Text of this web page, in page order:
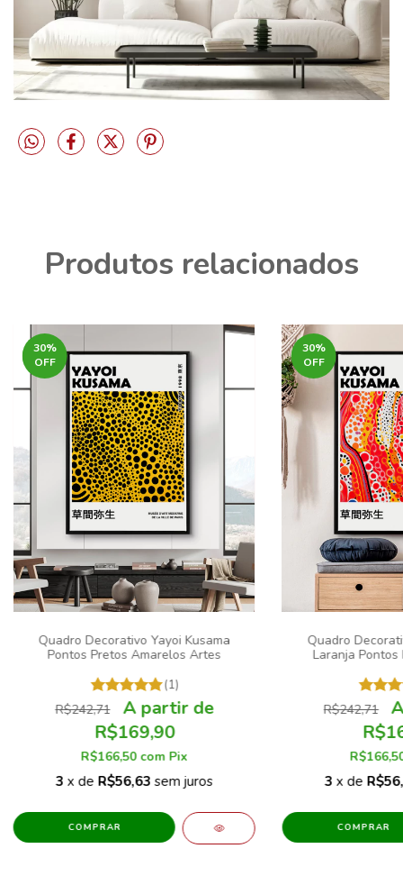
Produtos relacionados
30%
OFF
Quadro Decorativo Yayoi Kusama
Pontos Pretos Amarelos Artes
(1)
R$242,71
R$169,90
R$166,50 com Pix
3 x de R$56,63 sem juros
COMPRAR
30%
OFF
Quadro
Laranja
R$242,71
3 x de
COMPRAR